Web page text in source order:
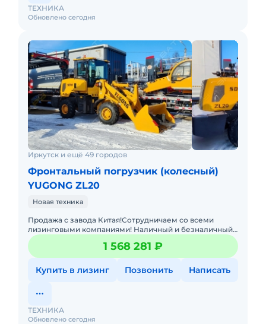
Обновлено сегодня
ТЕХНИКА
Иркутск и ещё 49 городов
Фронтальный погрузчик (колесный)
YUGONG ZL20
Новая техника
Продажа с завода Китая!Сотрудничаем со всеми
лизинговыми компаниями! Наличный и безналичный
расчёт!Гарантия от завода изготовителя 1 год либо
1500 м/ч.Скидки!До
1 568 281 ₽
Купить в лизинг Позвонить Написать
Обновлено сегодня
ТЕХНИКА